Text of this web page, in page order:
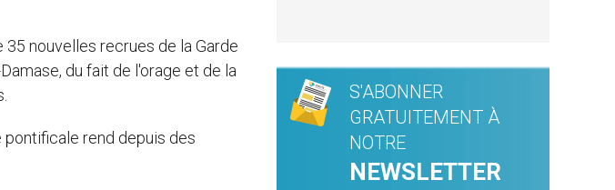
nouvelles recrues de la Garde
du fait de l'orage et de la
pontificale rend depuis des
S'ABONNER
GRATUITEMENT À
NOTRE
NEWSLETTER